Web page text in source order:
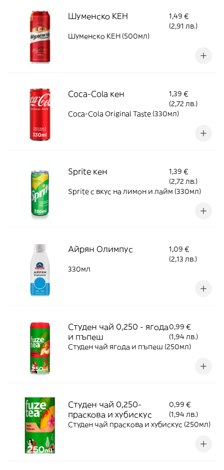
Шуменско КЕН
1,49 €
(2,91 лв.)
Шуменско КЕН (500мл)
Coca-Cola кен
1,39 €
(2,72 лв.)
Coca-Cola Original Taste (330мл)
Sprite кен
1,39 €
(2,72 лв.)
Sprite с вкус на лимон и лайм (330мл)
Айрян Олимпус
1,09 €
(2,13 лв.)
330мл
Студен чай 0,250 - ягода
и пъпеш
0,99 €
(1,94 лв.)
Студен чай ягода и пъпеш (250мл)
Студен чай 0,250-
праскова и хубискус
0,99 €
(1,94 лв.)
Студен чай праскова и хубискус (250мл)